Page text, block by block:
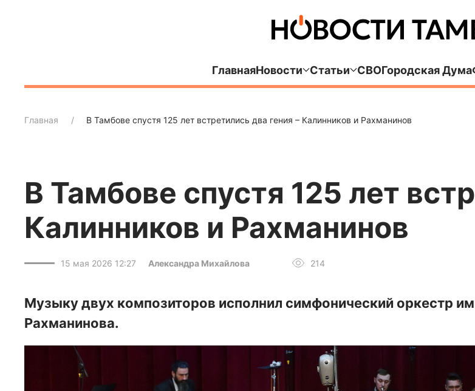
ГлавнаяНовости Статьи СВОГородская Дума
Главная В Тамбове спустя 125 лет встретились два гения – Калинников и Рахманинов
В Тамбове спустя 125 лет
Калинников и Рахманинов
15 мая 2026 12:27 Александра Михайлова 214
Музыку двух композиторов исполнил симфонический оркестр
Рахманинова.